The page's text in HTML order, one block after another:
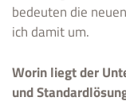
bedeuten die
ich damit um.
Worin liegt der
und